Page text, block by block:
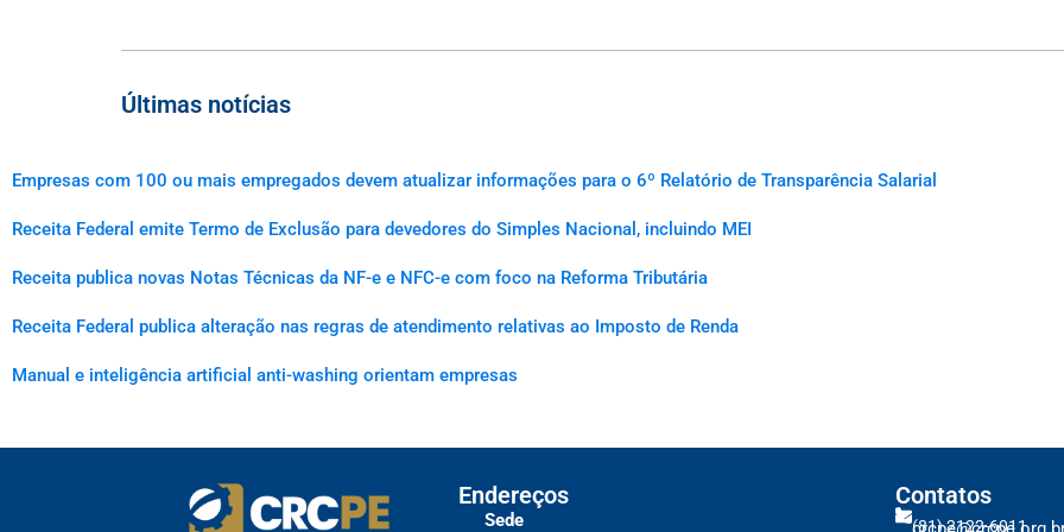
Últimas notícias
Empresas com 100 ou mais empregados devem atualizar informações para o 6º Relatório de Transparência Salarial
Receita Federal emite Termo de Exclusão para devedores do Simples Nacional, incluindo MEI
Receita publica novas Notas Técnicas da NF-e e NFC-e com foco na Reforma Tributária
Receita Federal publica alteração nas regras de atendimento relativas ao Imposto de Renda
Manual e inteligência artificial anti-washing orientam empresas
Endereços
Sede
Contatos
(81) 2122-6011